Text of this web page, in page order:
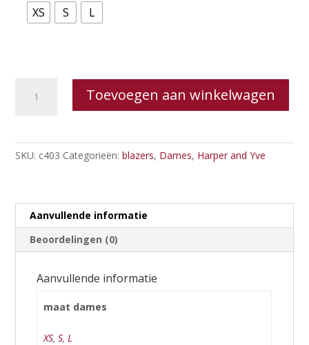
XS S L
Toevoegen aan winkelwagen
SKU: c403 Categorieën:blazers, Dames, Harper and Yve
Aanvullende informatie
Beoordelingen (0)
Aanvullende informatie
maat dames
XS, S, L